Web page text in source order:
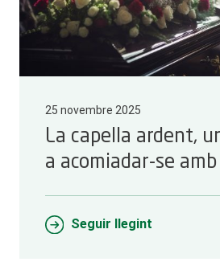
25 novembre 2025
La capella ardent,
a acomiadar-se
Seguir llegint